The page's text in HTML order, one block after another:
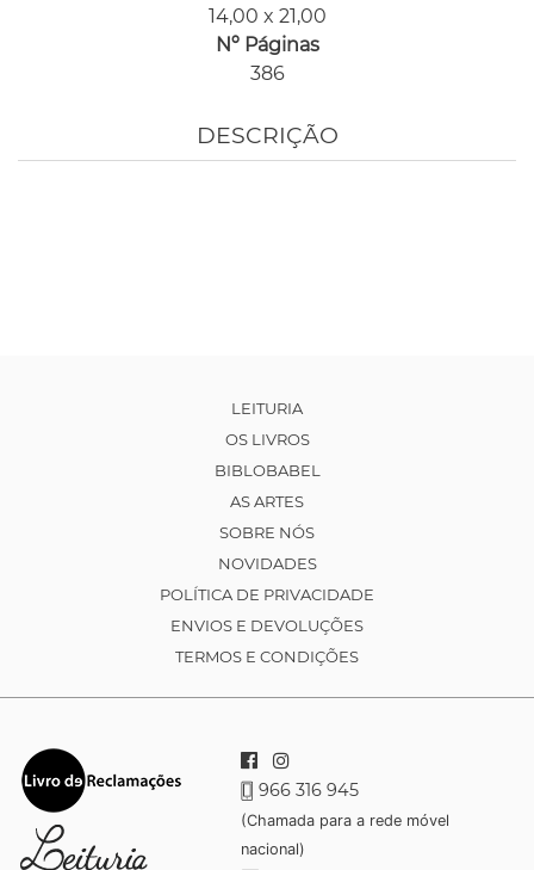
14,00 x 21,00
Nº Páginas
386
DESCRIÇÃO
LEITURIA
OS LIVROS
BIBLOBABEL
AS ARTES
SOBRE NÓS
NOVIDADES
POLÍTICA DE PRIVACIDADE
ENVIOS E DEVOLUÇÕES
TERMOS E CONDIÇÕES
966 316 945
(Chamada para a rede móvel
nacional)